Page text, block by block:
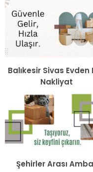
Balıkesir Sivas Evden
Nakliyat
Şehirler Arası